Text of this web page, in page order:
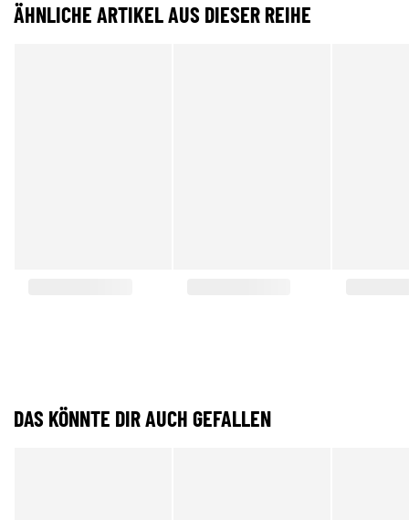
ÄHNLICHE ARTIKEL AUS DIESER REIHE
DAS KÖNNTE DIR AUCH GEFALLEN